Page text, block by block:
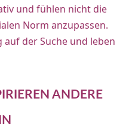
und fühlen nicht die
Norm anzupassen.
der Suche und leben
ANDERE